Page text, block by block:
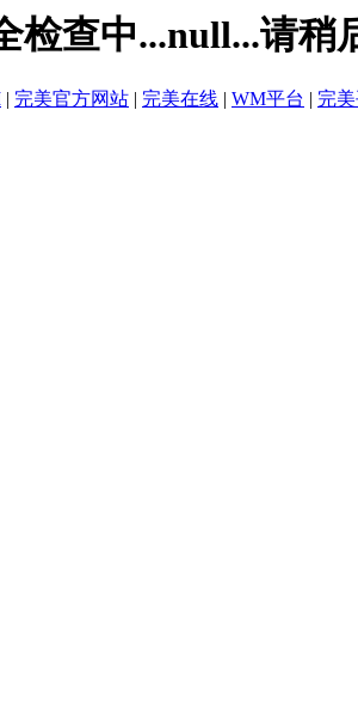
检查中...null...请稍
| 完美官方网站 | 完美在线 | WM平台 | 完